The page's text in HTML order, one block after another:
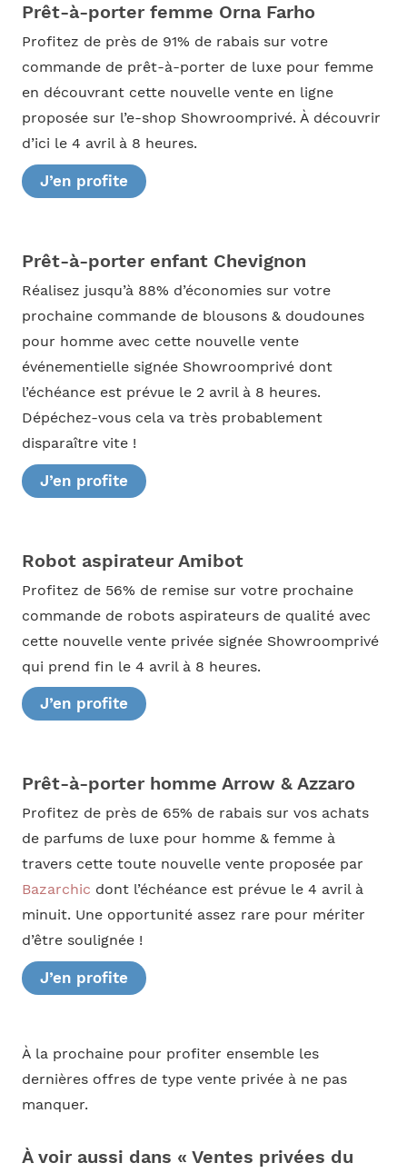
Prêt-à-porter femme Orna Farho
Profitez de près de 91% de rabais sur votre
commande de prêt-à-porter de luxe pour femme
en découvrant cette nouvelle vente en ligne
proposée sur l’e-shop Showroomprivé. À découvrir
d’ici le 4 avril à 8 heures.
J’en profite
Prêt-à-porter enfant Chevignon
Réalisez jusqu’à 88% d’économies sur votre
prochaine commande de blousons & doudounes
pour homme avec cette nouvelle vente
événementielle signée Showroomprivé dont
l’échéance est prévue le 2 avril à 8 heures.
Dépéchez-vous cela va très probablement
disparaître vite !
J’en profite
Robot aspirateur Amibot
Profitez de 56% de remise sur votre prochaine
commande de robots aspirateurs de qualité avec
cette nouvelle vente privée signée Showroomprivé
qui prend fin le 4 avril à 8 heures.
J’en profite
Prêt-à-porter homme Arrow & Azzaro
Profitez de près de 65% de rabais sur vos achats
de parfums de luxe pour homme & femme à
travers cette toute nouvelle vente proposée par
Bazarchic dont l’échéance est prévue le 4 avril à
minuit. Une opportunité assez rare pour mériter
d’être soulignée !
J’en profite
À la prochaine pour profiter ensemble les
dernières offres de type vente privée à ne pas
manquer.
À voir aussi dans « Ventes privées du